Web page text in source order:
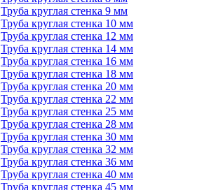
Труба круглая стенка 9 мм
Труба круглая стенка 10 мм
Труба круглая стенка 12 мм
Труба круглая стенка 14 мм
Труба круглая стенка 16 мм
Труба круглая стенка 18 мм
Труба круглая стенка 20 мм
Труба круглая стенка 22 мм
Труба круглая стенка 25 мм
Труба круглая стенка 28 мм
Труба круглая стенка 30 мм
Труба круглая стенка 32 мм
Труба круглая стенка 36 мм
Труба круглая стенка 40 мм
Труба круглая стенка 45 мм